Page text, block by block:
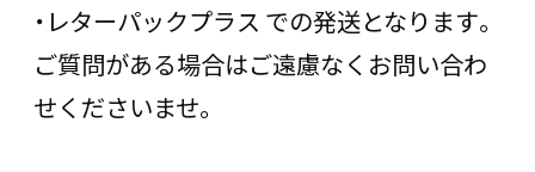
・レターパックプラス での発送となります。
ご質問がある場合はご遠慮なくお問い合わ
せくださいませ。